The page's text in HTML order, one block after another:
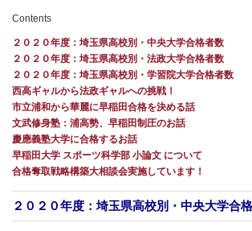
Contents
２０２０年度：埼玉県高校別・中央大学合格者数
２０２０年度：埼玉県高校別・法政大学合格者数
２０２０年度：埼玉県高校別・学習院大学合格者数
西高ギャルから法政ギャルへの挑戦！
市立浦和から華麗に早稲田合格を決める話
文武修身塾：浦高勢、早稲田制圧のお話
慶應義塾大学に合格するお話
早稲田大学 スポーツ科学部 小論文 について
合格奪取戦略構築大相談会実施しています！
２０２０年度：埼玉県高校別・中央大学合